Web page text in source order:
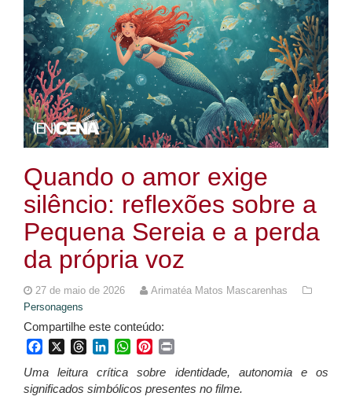
Quando o amor exige
silêncio: reflexões sobre a
Pequena Sereia e a perda
da própria voz
27 de maio de 2026
Arimatéa Matos Mascarenhas
Personagens
Compartilhe este conteúdo:
FacebookThreadsLinkedInWhatsApp
Pinterest
Uma leitura crítica sobre identidade, autonomia e os
significados simbólicos presentes no filme.